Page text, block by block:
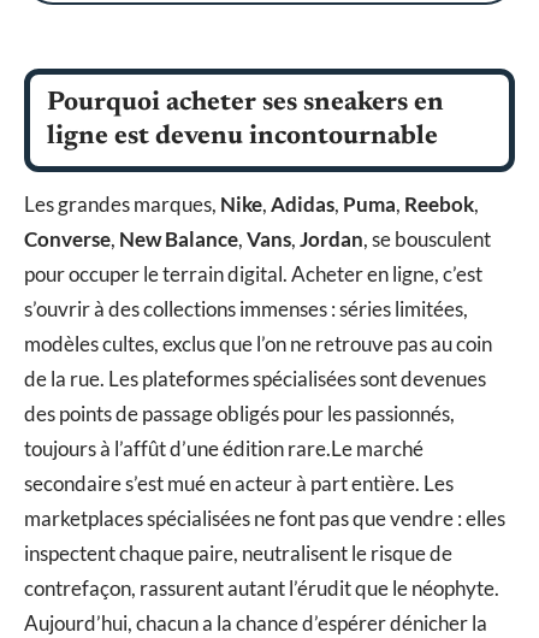
Pourquoi acheter ses sneakers en
ligne est devenu incontournable
Les grandes marques, Nike,Adidas, Puma, Reebok,
Converse, New Balance,Vans,Jordan, se bousculent
pour occuper le terrain digital. Acheter en ligne, c’est
s’ouvrir à des collections immenses : séries limitées,
modèles cultes, exclus que l’on ne retrouve pas au coin
de la rue. Les plateformes spécialisées sont devenues
des points de passage obligés pour les passionnés,
toujours à l’affût d’une édition rare.Le marché
secondaire s’est mué en acteur à part entière. Les
marketplaces spécialisées ne font pas que vendre : elles
inspectent chaque paire, neutralisent le risque de
contrefaçon, rassurent autant l’érudit que le néophyte.
Aujourd’hui, chacun a la chance d’espérer dénicher la